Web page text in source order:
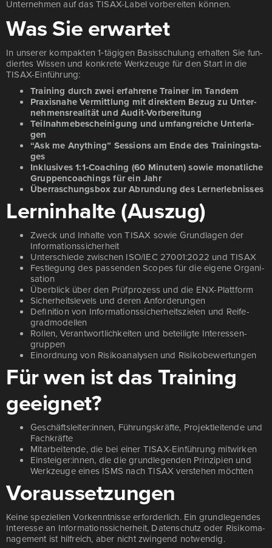
Unter­neh­men auf das TISAX-Label vor­be­rei­ten kön­nen.
Was Sie erwartet
In unse­rer kom­pak­ten 1‑tägigen Basis­schu­lung erhal­ten Sie fun­
dier­tes Wis­sen und kon­kre­te Werk­zeu­ge für den Start in die
TISAX-Ein­füh­rung:
Trai­ning durch zwei erfah­re­ne Trai­ner im Tan­dem
Pra­xis­na­he Ver­mitt­lung mit direk­tem Bezug zu Unter­
neh­mens­rea­li­tät und Audit-Vor­be­rei­tung
Teil­nah­me­be­schei­ni­gung und umfang­rei­che Unter­la­
gen
“Ask me Any­thing” Ses­si­ons am Ende des Trai­nings­ta­
ges
Inklu­si­ves 1:1‑Coaching (60 Minu­ten) sowie monat­li­che
Grup­pen­coa­chings für ein Jahr
Über­ra­schungs­box zur Abrun­dung des Lern­erleb­nis­ses
Lerninhalte (Auszug)
Zweck und Inhal­te von TISAX sowie Grund­la­gen der
Infor­ma­ti­ons­si­cher­heit
Unter­schie­de zwi­schen ISO/​IEC 27001:2022 und TISAX
Fest­le­gung des pas­sen­den Sco­pes für die eige­ne Orga­ni­
sa­ti­on
Über­blick über den Prüf­pro­zess und die ENX-Platt­form
Sicher­heits­le­vels und deren Anfor­de­run­gen
Defi­ni­ti­on von Infor­ma­ti­ons­si­cher­heits­zie­len und Rei­fe­
grad­mo­del­len
Rol­len, Ver­ant­wort­lich­kei­ten und betei­lig­te Inter­es­sen­
grup­pen
Ein­ord­nung von Risi­ko­ana­ly­sen und Risi­ko­be­wer­tun­gen
Für wen ist das Training
geeignet?
Geschäftsleiter:innen, Füh­rungs­kräf­te, Pro­jekt­lei­ten­de und
Fach­kräf­te
Mit­ar­bei­ten­de, die bei einer TISAX-Ein­füh­rung mit­wir­ken
Einsteiger:innen, die die grund­le­gen­den Prin­zi­pi­en und
Werk­zeu­ge eines ISMS nach TISAX ver­ste­hen möch­ten
Voraussetzungen
Kei­ne spe­zi­el­len Vor­kennt­nis­se erfor­der­lich. Ein grund­le­gen­des
Inter­es­se an Infor­ma­ti­ons­si­cher­heit, Daten­schutz oder Risi­ko­ma­
nage­ment ist hilf­reich, aber nicht zwin­gend not­wen­dig.